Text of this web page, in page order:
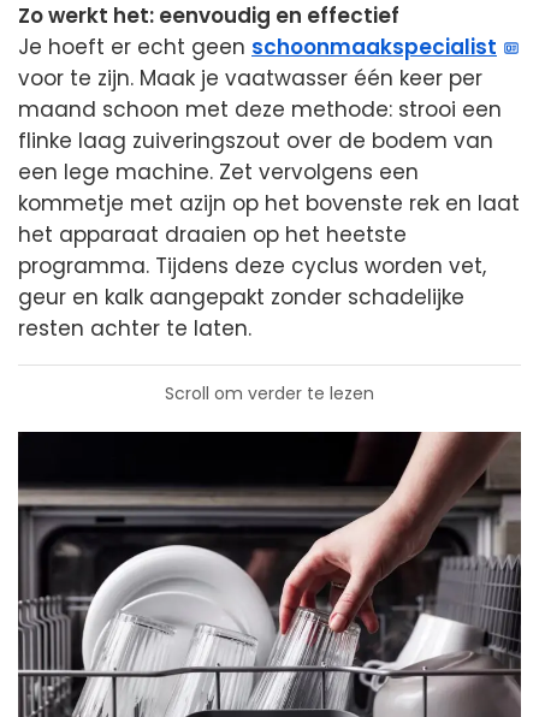
Zo werkt het: eenvoudig en effectief
Je hoeft er echt geen schoonmaakspecialist
voor te zijn. Maak je vaatwasser één keer per
maand schoon met deze methode: strooi een
flinke laag zuiveringszout over de bodem van
een lege machine. Zet vervolgens een
kommetje met azijn op het bovenste rek en laat
het apparaat draaien op het heetste
programma. Tijdens deze cyclus worden vet,
geur en kalk aangepakt zonder schadelijke
resten achter te laten.
Scroll om verder te lezen